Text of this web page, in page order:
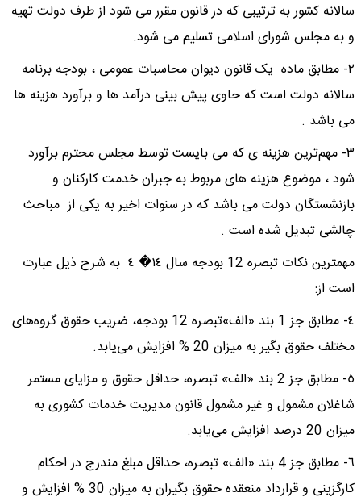
سالانه کشور به ترتیبی که در قانون مقرر می شود از طرف دولت تهیه
و به مجلس شورای اسلامی تسلیم می شود.
٢- مطابق ماده یک قانون دیوان محاسبات عمومی ، بودجه برنامه
سالانه دولت است که حاوی پیش بینی درآمد ها و برآورد هزینه ها
می باشد .
٣- مهم‌ترین هزینه ی که می بایست توسط مجلس محترم برآورد
شود ، موضوع هزینه های مربوط به جبران خدمت کارکنان و
بازنشستگان دولت می باشد که در سنوات اخیر به یکی از مباحث
چالشی تبدیل شده است .
مهمترین نکات تبصره 12 بودجه سال ١٤� ٤ به شرح ذیل عبارت
است از:
٤- مطابق جز 1 بند «الف»تبصره 12 بودجه، ضریب حقوق گروه‌های
مختلف حقوق بگیر به میزان 20 % افزایش می‌یابد.
٥- مطابق جز 2 بند «الف» تبصره، حداقل حقوق و مزایای مستمر
شاغلان مشمول و غیر مشمول قانون مدیریت خدمات کشوری به
میزان 20 درصد افزایش می‌یابد.
٦- مطابق جز 4 بند «الف» تبصره، حداقل مبلغ مندرج در احکام
کارگزینی و قرارداد منعقده حقوق بگیران به میزان 30 % افزایش و